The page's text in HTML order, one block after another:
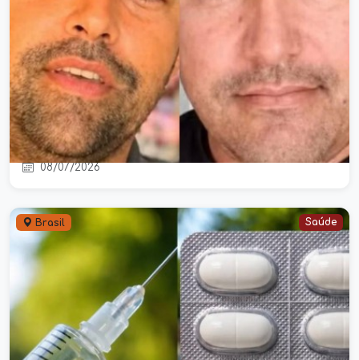
Áudios revelam últimos momentos
de empresário sequestrado em
Pernambuco
08/07/2026
Brasil Saúde